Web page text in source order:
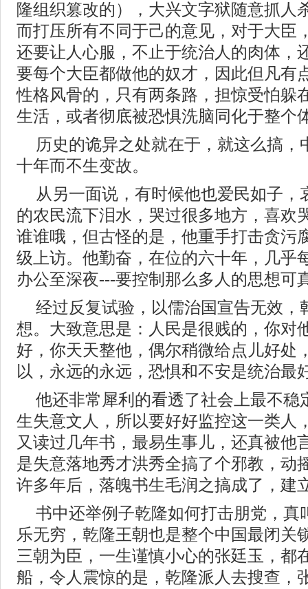
隆组织篡改的），大兴文字狱随意抓人
而打压所有不同于己的意见，对于大臣
还要让人心服，不止于统治人的肉体，
要每个大臣都做他的奴才，因此但凡有
性格风骨的，只有两条路，担惊受怕躲
生活，或者彻底被恐惧洗脑同化于整个
历史的诡异之处就在于，就这么搞，
十年而不生变故。
从另一面说，有时候他也爱民如子，
的农民流下泪水，哭过很多地方，喜欢
谁谁哦，但古怪的是，他重手打击贪污
级上访。他勤奋，在位的六十年，几乎
办公至深夜---要控制那么多人的思想可
经过反复试验，以儒治国宣告无效，
想。大致意思是：人民是很贱的，你对
好，你天天整他，偶尔稍微给点儿好处
以，永远的永远，恐惧和不安是统治最
他还非常犀利的看透了社会上最不稳
生失意文人，所以要好好监控这一类人
又读过几年书，最易生事儿，还真被他
是失意落地秀才洪秀全搞了个邪教，动
许多年后，落魄书生毛润之搞成了，建
书中还举例子乾隆如何打击朋党，真
乐无穷，乾隆王朝也是整个中国最闭关
三朝为臣，一生谨慎小心的张廷玉，都
船，令人震惊的是，乾隆派人去搜查，